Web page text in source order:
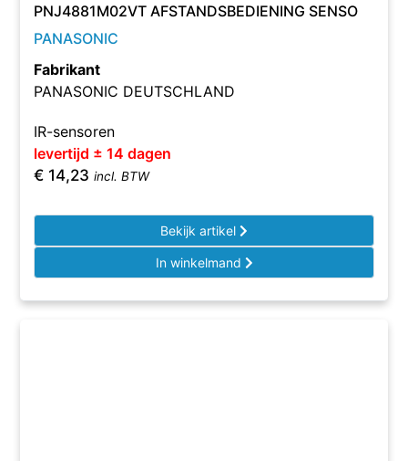
PNJ4881M02VT AFSTANDSBEDIENING SENSO
PANASONIC
Fabrikant
PANASONIC DEUTSCHLAND
IR-sensoren
levertijd ± 14 dagen
€ 14,23 incl. BTW
Bekijk artikel
In winkelmand